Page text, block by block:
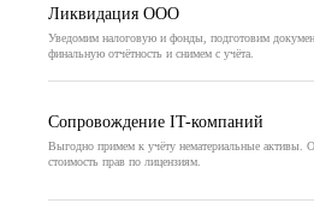
Ликвидация ООО
Уведомим налоговую и фонды, подготовим
финальную отчётность и снимем с учёта.
Сопровождение IT-компаний
Выгодно примем к учёту нематериальные активы.
стоимость прав по лицензиям.